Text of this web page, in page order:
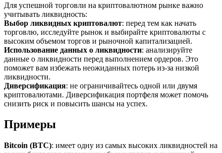
Для успешной торговли на криптовалютном рынке важно
учитывать ликвидность:
Выбор ликвидных криптовалют: перед тем как начать
торговлю, исследуйте рынок и выбирайте криптовалюты с
высоким объемом торгов и рыночной капитализацией.
Использование данных о ликвидности: анализируйте
данные о ликвидности перед выполнением ордеров. Это
поможет вам избежать неожиданных потерь из-за низкой
ликвидности.
Диверсификация: не ограничивайтесь одной или двумя
криптовалютами. Диверсификация портфеля может помочь
снизить риск и повысить шансы на успех.
Примеры
Bitcoin (BTC): имеет одну из самых высоких ликвидностей на